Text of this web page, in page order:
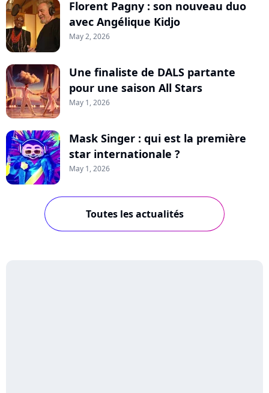
Florent Pagny : son nouveau duo
avec Angélique Kidjo
May 2, 2026
Une finaliste de DALS partante
pour une saison All Stars
May 1, 2026
Mask Singer : qui est la première
star internationale ?
May 1, 2026
Toutes les actualités